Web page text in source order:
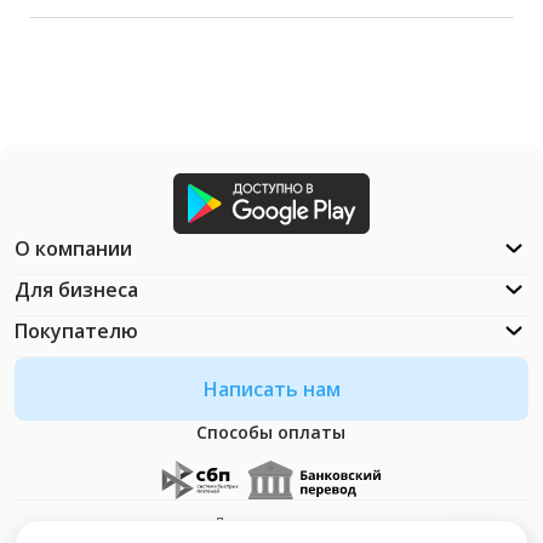
Написать нам
Способы оплаты
О компании
Для бизнеса
Покупателю
Документация